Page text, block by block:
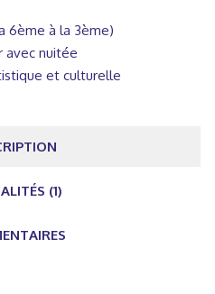
6ème à la 3ème)
avec nuitée
et culturelle
(1)